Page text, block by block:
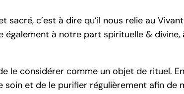
sacré, c’est à dire qu’il nous relie au
également à notre part spirituelle &
le considérer comme un objet de rituel.
soin et de le purifier régulièrement afin de